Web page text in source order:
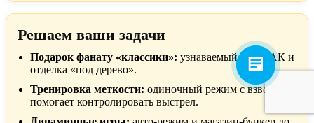
Решаем ваши задачи
Подарок фанату «классики»: узнаваемый образ АК и
отделка «под дерево».
Тренировка меткости: одиночный режим с взводом
помогает контролировать выстрел.